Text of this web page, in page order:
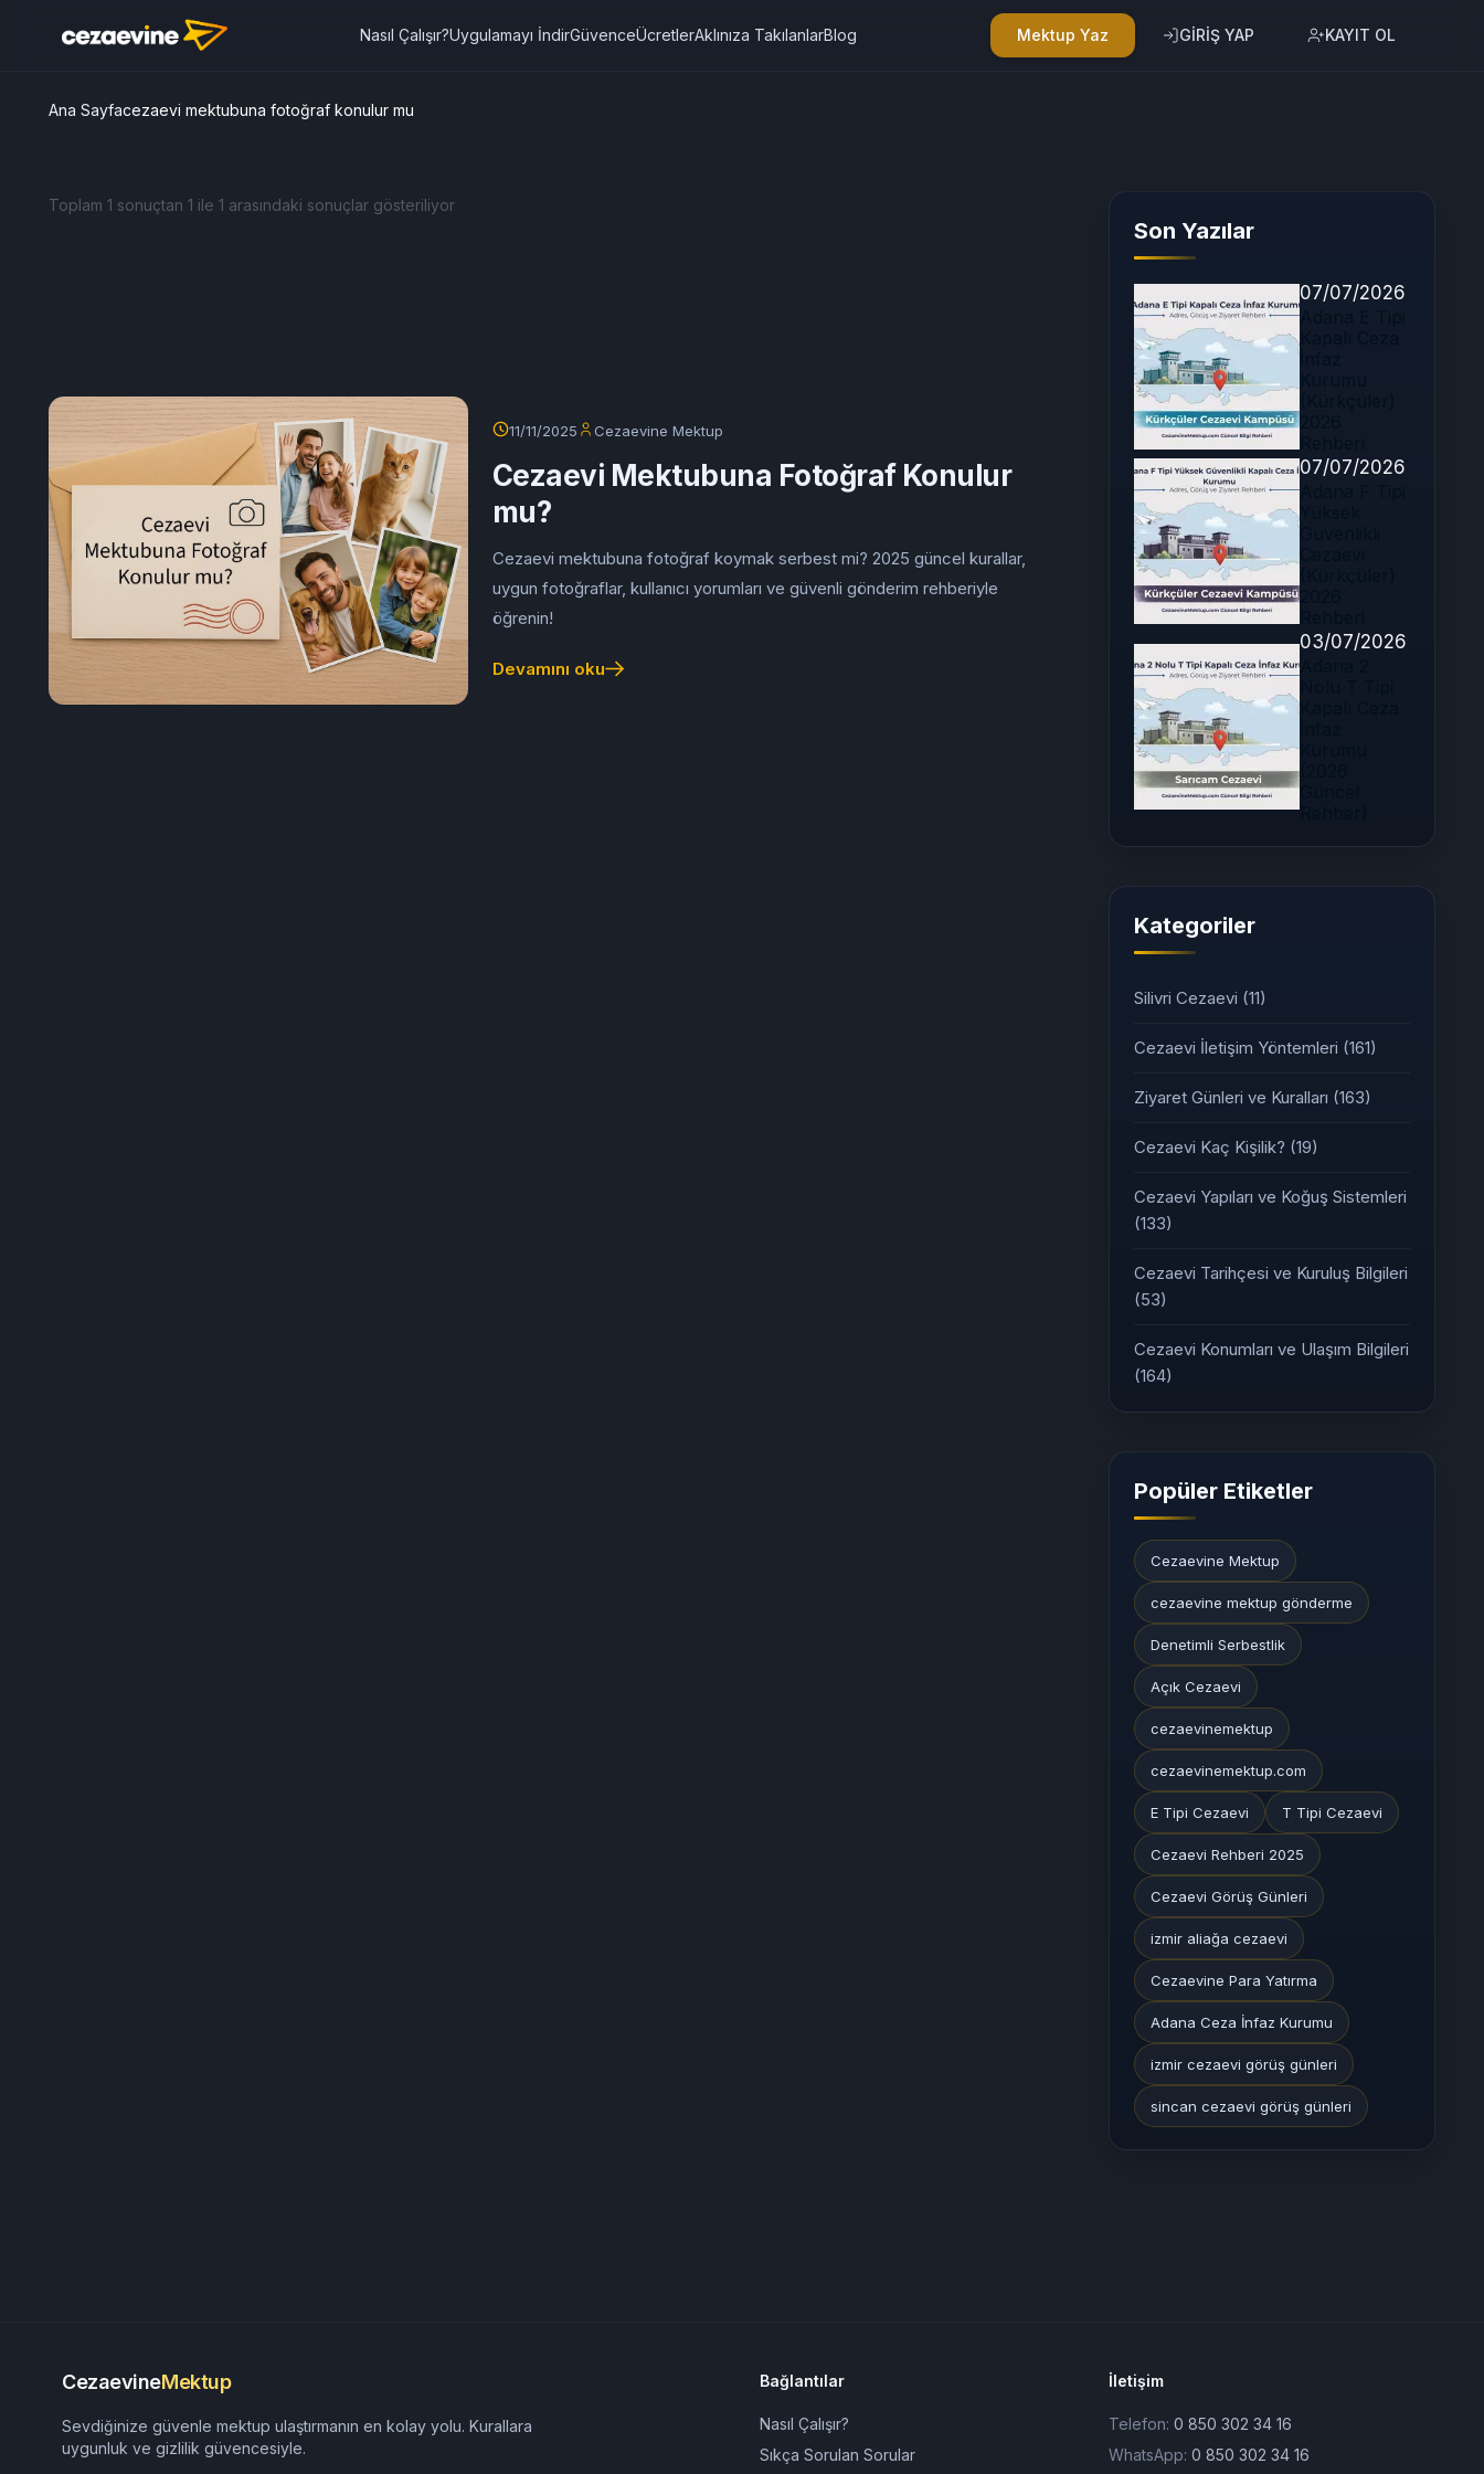
Nasıl Çalışır?Uygulamayı İndirGüvenceÜcretlerAklınıza TakılanlarBlog Mektup Yaz GİRİŞ YAP KAYIT OL
Ana Sayfacezaevi mektubuna fotoğraf konulur mu
Toplam 1 sonuçtan 1 ile 1 arasındaki sonuçlar gösteriliyor
11/11/2025 Cezaevine Mektup
Cezaevi Mektubuna Fotoğraf Konulur
mu?
Cezaevi mektubuna fotoğraf koymak serbest mi? 2025 güncel kurallar,
uygun fotoğraflar, kullanıcı yorumları ve güvenli gönderim rehberiyle
öğrenin!
Devamını oku
Son Yazılar
07/07/2026
07/07/2026
03/07/2026
Kategoriler
Silivri Cezaevi (11)
Cezaevi İletişim Yöntemleri (161)
Ziyaret Günleri ve Kuralları (163)
Cezaevi Kaç Kişilik? (19)
Cezaevi Yapıları ve Koğuş Sistemleri
(133)
Cezaevi Tarihçesi ve Kuruluş Bilgileri
(53)
Cezaevi Konumları ve Ulaşım Bilgileri
(164)
Popüler Etiketler
Cezaevine Mektup
cezaevine mektup gönderme
Denetimli Serbestlik
Açık Cezaevi
cezaevinemektup
cezaevinemektup.com
E Tipi Cezaevi T Tipi Cezaevi
Cezaevi Rehberi 2025
Cezaevi Görüş Günleri
izmir aliağa cezaevi
Cezaevine Para Yatırma
Adana Ceza İnfaz Kurumu
izmir cezaevi görüş günleri
sincan cezaevi görüş günleri
CezaevineMektup
Sevdiğinize güvenle mektup ulaştırmanın en kolay yolu. Kurallara
uygunluk ve gizlilik güvencesiyle.
Bağlantılar
Nasıl Çalışır?
Sıkça Sorulan Sorular
İletişim
Telefon: 0 850 302 34 16
WhatsApp: 0 850 302 34 16